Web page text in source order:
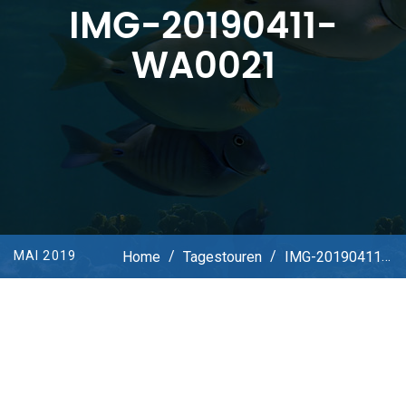
IMG-20190411-
WA0021
MAI 2019 Home / Tagestouren / IMG-20190411-WA0021